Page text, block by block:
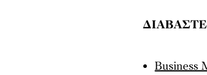
Βusiness